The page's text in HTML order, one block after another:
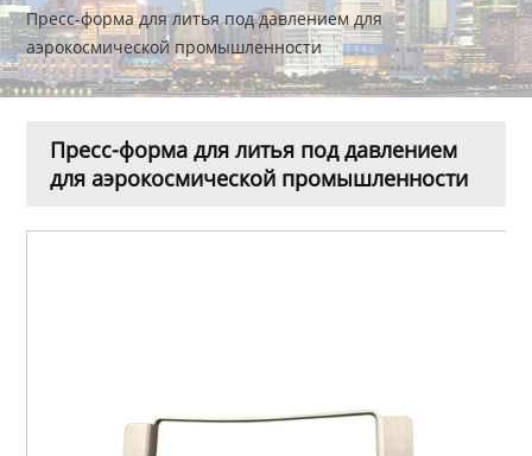
Пресс-форма для литья под давлением для
аэрокосмической промышленности
Пресс-форма для литья под давлением
для аэрокосмической промышленности